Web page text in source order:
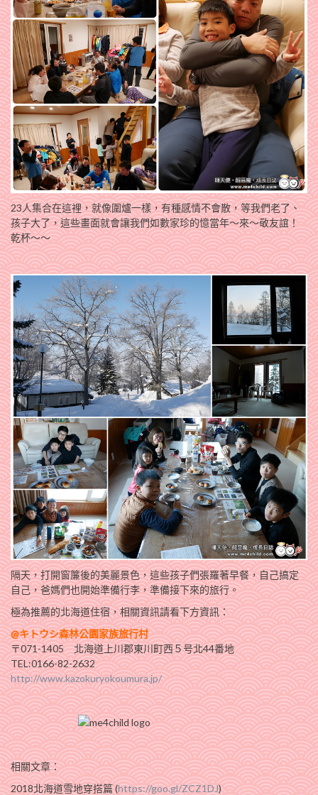
23人集合在這裡，就像圍爐一樣，有種感情不會散，等我們老了、
孩子大了，這些畫面就會讓我們如數家珍的憶當年～來～敬友誼！
乾杯～～
隔天，打開窗簾後的美麗景色，這些孩子們張羅著早餐，自己搞定
自己，爸媽們也開始準備行李，準備接下來的旅行。
極為推薦的北海道住宿，相關資訊請看下方資訊：
@キトウシ森林公園家族旅行村
〒071-1405 北海道上川郡東川町西５号北44番地
TEL:0166-82-2632
http://www.kazokuryokoumura.jp/
相關文章：
2018北海道雪地穿搭篇 (https://goo.gl/ZCZ1DJ)